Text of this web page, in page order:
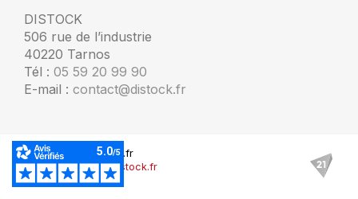
DISTOCK
506 rue de l’industrie
40220 Tarnos
Tél : 05 59 20 99 90
E-mail : contact@distock.fr
© Copyright Distock.fr
Mentions légales Distock.fr
Plan du site